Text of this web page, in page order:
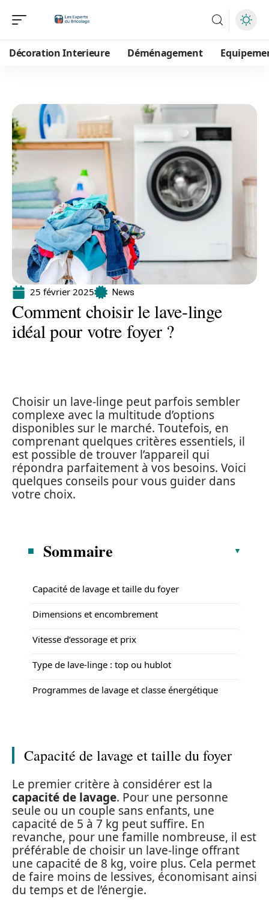
Décoration Interieure Déménagement
25 février 2025 News
Comment choisir le lave-linge
idéal pour votre foyer ?
Choisir un lave-linge peut parfois sembler
complexe avec la multitude d’options
disponibles sur le marché. Toutefois, en
comprenant quelques critères essentiels, il
est possible de trouver l’appareil qui
répondra parfaitement à vos besoins. Voici
quelques conseils pour vous guider dans
votre choix.
Sommaire
Capacité de lavage et taille du foyer
Dimensions et encombrement
Vitesse d’essorage et prix
Type de lave-linge : top ou hublot
Programmes de lavage et classe énergétique
Capacité de lavage et taille du foyer
Le premier critère à considérer est la
capacité de lavage. Pour une personne
seule ou un couple sans enfants, une
capacité de 5 à 7 kg peut suffire. En
revanche, pour une famille nombreuse, il est
préférable de choisir un lave-linge offrant
une capacité de 8 kg, voire plus. Cela permet
de faire moins de lessives, économisant ainsi
du temps et de l’énergie.